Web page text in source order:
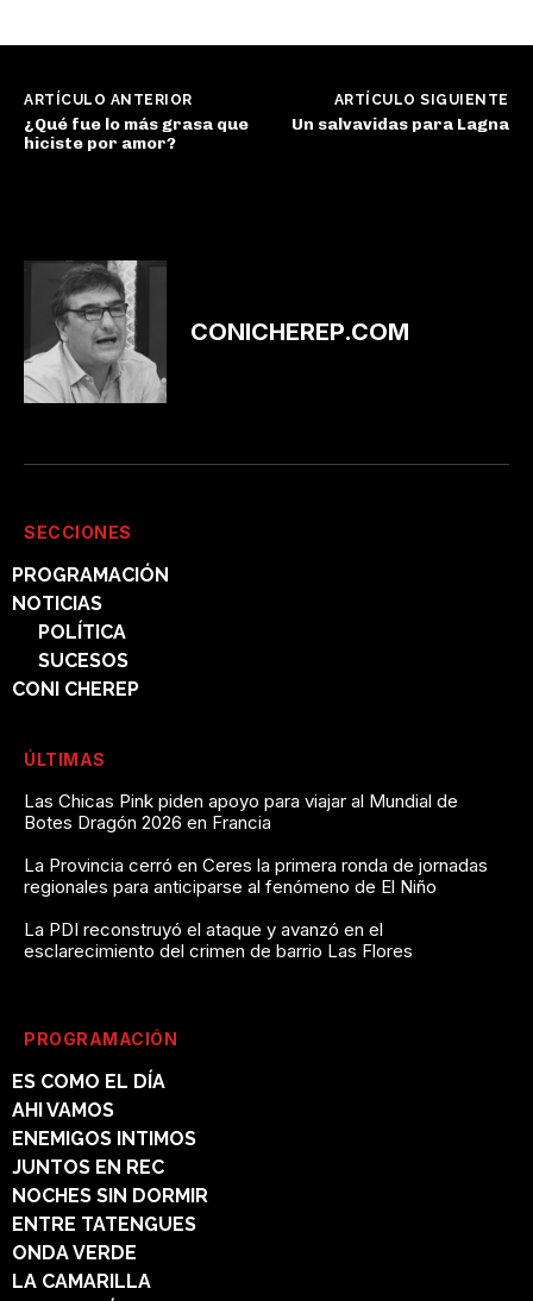
ARTÍCULO ANTERIOR
¿Qué fue lo más grasa que
hiciste por amor?
ARTÍCULO SIGUIENTE
Un salvavidas para Lagna
CONICHEREP.COM
SECCIONES
PROGRAMACIÓN
NOTICIAS
POLÍTICA
SUCESOS
CONI CHEREP
ÚLTIMAS
Las Chicas Pink piden apoyo para viajar al Mundial de
Botes Dragón 2026 en Francia
La Provincia cerró en Ceres la primera ronda de jornadas
regionales para anticiparse al fenómeno de El Niño
La PDI reconstruyó el ataque y avanzó en el
esclarecimiento del crimen de barrio Las Flores
PROGRAMACIÓN
ES COMO EL DÍA
AHI VAMOS
ENEMIGOS INTIMOS
JUNTOS EN REC
NOCHES SIN DORMIR
ENTRE TATENGUES
ONDA VERDE
LA CAMARILLA